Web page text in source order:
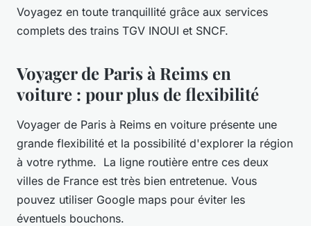
Voyagez en toute tranquillité grâce aux services
complets des trains TGV INOUI et SNCF.
Voyager de Paris à Reims en
voiture : pour plus de flexibilité
Voyager de Paris à Reims en voiture présente une
grande flexibilité et la possibilité d'explorer la région
à votre rythme. La ligne routière entre ces deux
villes de France est très bien entretenue. Vous
pouvez utiliser Google maps pour éviter les
éventuels bouchons.